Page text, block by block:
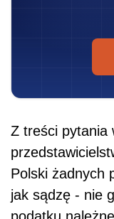
Z treści pytania
Polski żadnych
jak sądzę - nie